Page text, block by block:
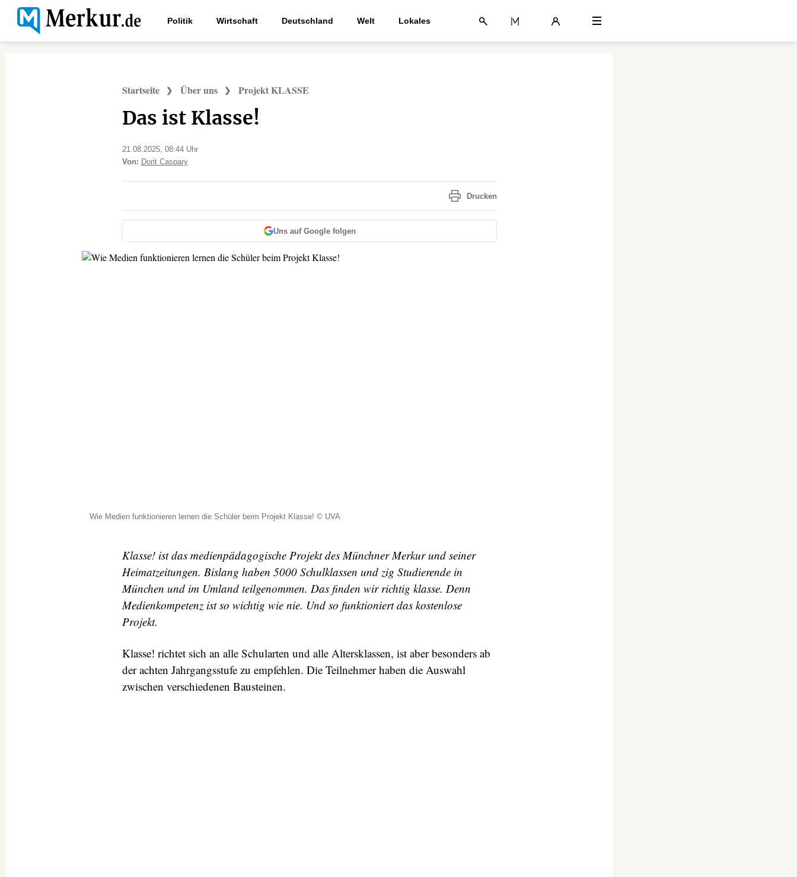
Politik Wirtschaft Deutschland Welt Lokales
Startseite Über uns Projekt KLASSE
Das ist Klasse!
Stand:
21.08.2025, 08:44 Uhr
Von: Dorit Caspary
Drucken
Uns auf Google folgen
Wie Medien funktionieren lernen die Schüler beim Projekt Klasse! © UVA
Klasse! ist das medienpädagogische Projekt des Münchner Merkur und seiner
Heimatzeitungen. Bislang haben 5000 Schulklassen und zig Studierende in
München und im Umland teilgenommen. Das finden wir richtig klasse. Denn
Medienkompetenz ist so wichtig wie nie. Und so funktioniert das kostenlose
Projekt.
Klasse! richtet sich an alle Schularten und alle Altersklassen, ist aber besonders ab
der achten Jahrgangsstufe zu empfehlen. Die Teilnehmer haben die Auswahl
zwischen verschiedenen Bausteinen.